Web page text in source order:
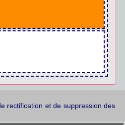
rectification et de suppression des